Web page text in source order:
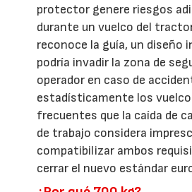
protector genere riesgos
durante un vuelco del
reconoce la guía, un diseño
podría invadir la zona de
operador en caso de
estadísticamente los
frecuentes que la caída de
de trabajo considera
compatibilizar ambos
cerrar el nuevo estándar